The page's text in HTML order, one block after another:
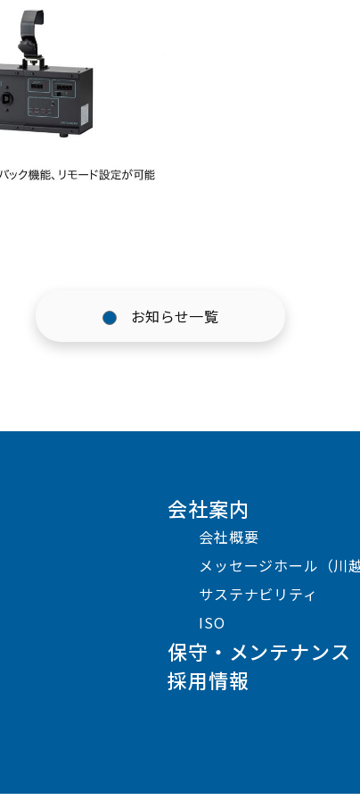
お知らせ一覧
会社案内
会社概要
メッセージホール（川
サステナビリティ
ISO
保守・メンテナンス
採用情報